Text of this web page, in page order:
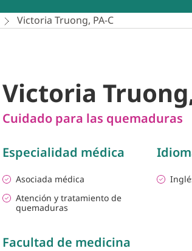
Victoria Truong, PA-C
Victoria
Cuidado para las quemaduras
Especialidad médica
Asociada médica
Atención y tratamiento de
quemaduras
Facultad de medicina